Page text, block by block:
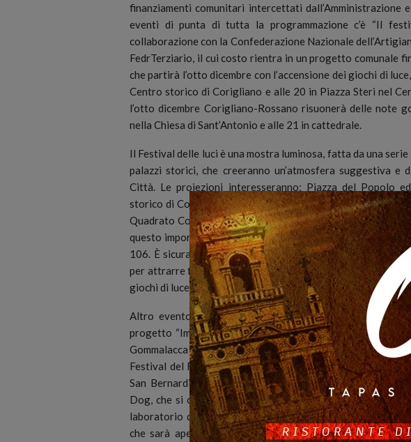
finanziamenti comunitari intercettati dall’Amministrazione
eventi di punta di tutta la programmazione c’è “Il
collaborazione con la Confederazione Nazionale
FedrTerziario, il cui costo rientra in un progetto comunale
che partirà l’otto dicembre con l’accensione dei giochi di
Centro storico di Corigliano e alle 20 in Piazza Steri nel
l’otto dicembre Corigliano-Rossano risuonerà delle note
nella Chiesa di Sant’Antonio e alle 21 in cattedrale.
Il Festival delle luci è una mostra luminosa, fatta da una
palazzi storici, che creeranno un’atmosfera suggestiva
Città. Le proiezioni interesseranno: Piazza del Popolo
storico di Corigliano, Piazza Santi Anargiri e Piazza Steri
Quadrato Compagna a Schiavonea. Grazie ai giochi di luce
questo importante attrattore culturale della Città sarà
106. È sicuramente, questo, un modo per valorizzare i
per attrarre flussi di turisti e visitatori che, scatteranno
giochi di luce soprattutto attraverso i social network.
Altro evento inserito nel programma e particolarmente
progetto “Imago”. Grazie alla collaborazione con la
Gommalacca ed alla loro esperienza nell’ambito del
Festival del Fumetto, che prevede la presenza, dal 17 al
San Bernardino, di fumettisti, tra i quali Gianluca e Raul
Dog, che si cimenteranno in performance live e
laboratorio del disegnatore Vincenzo Filosa. Verrà
che sarà aperta al pubblico dal 17 dicembre al 16